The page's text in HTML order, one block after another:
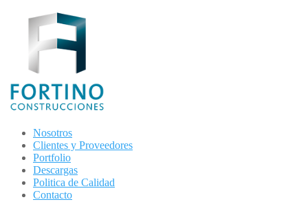
Nosotros
Clientes y Proveedores
Portfolio
Descargas
Politica de Calidad
Contacto